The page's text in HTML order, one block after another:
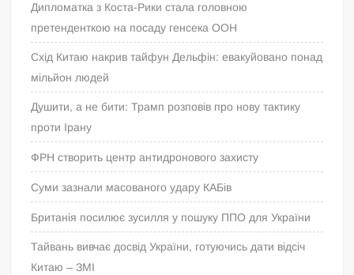
Дипломатка з Коста-Рики стала головною
претенденткою на посаду генсека ООН
Схід Китаю накрив тайфун Дельфін: евакуйовано понад
мільйон людей
Душити, а не бити: Трамп розповів про нову тактику
проти Ірану
ФРН створить центр антидронового захисту
Суми зазнали масованого удару КАБів
Британія посилює зусилля у пошуку ППО для України
Тайвань вивчає досвід України, готуючись дати відсіч
Китаю – ЗМІ